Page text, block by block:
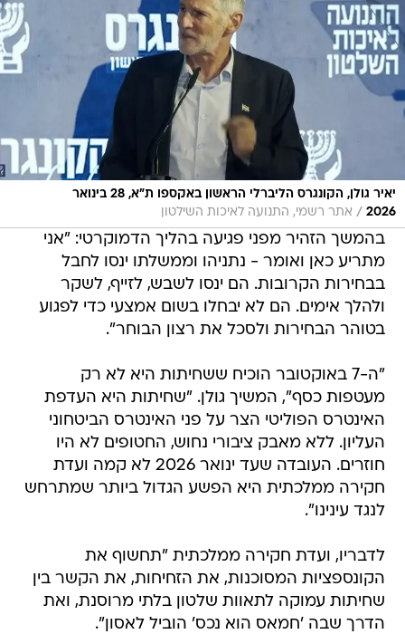
יאיר גולן, הקונגרס הליברלי הראשון באקספו ת"א, 28 בינואר
2026
/ אתר רשמי, התנועה לאיכות השילטון
בהמשך הזהיר מפני פגיעה בהליך הדמוקרטי: "אני
מתריע כאן ואומר - נתניהו וממשלתו ינסו לחבל
בבחירות הקרובות. הם ינסו לשבש, לזייף, לשקר
ולהלך אימים. הם לא יבחלו בשום אמצעי כדי לפגוע
בטוהר הבחירות ולסכל את רצון הבוחר".
"ה-7 באוקטובר הוכיח ששחיתות היא לא רק
מעטפות כסף", המשיך גולן. "שחיתות היא העדפת
האינטרס הפוליטי הצר על פני האינטרס הביטחוני
העליון. ללא מאבק ציבורי נחוש, החטופים לא היו
חוזרים. העובדה שעד ינואר 2026 לא קמה ועדת
חקירה ממלכתית היא הפשע הגדול ביותר שמתרחש
לנגד עינינו".
לדבריו, ועדת חקירה ממלכתית "תחשוף את
הקונספציות המסוכנות, את הזחיחות, את הקשר בין
שחיתות עמוקה לתאוות שלטון בלתי מרוסנת, ואת
הדרך שבה 'חמאס הוא נכס' הוביל לאסון".